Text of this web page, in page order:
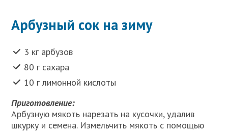
Арбузный сок на зиму
3 кг арбузов
80 г сахара
10 г лимонной кислоты
Приготовление:
Арбузную мякоть нарезать на кусочки, удалив
шкурку и семена. Измельчить мякоть с помощью